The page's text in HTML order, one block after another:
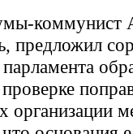
коммунист
предложил